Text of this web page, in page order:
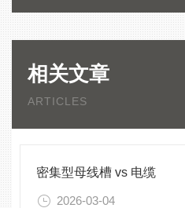
相关文章
ARTICLES
密集型母线槽 vs 电缆
2026-03-04